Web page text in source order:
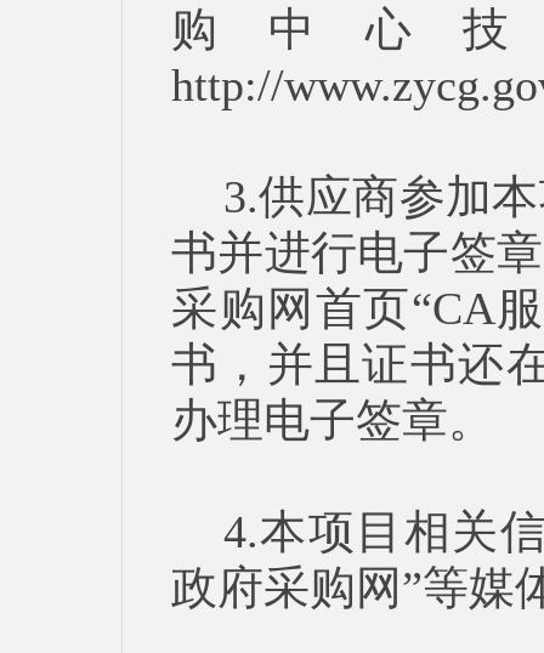
购中心
http://
3.供应商参加
书并进行电子签
采购网首页“CA
书，并且证书还
办理电子签章。
4.本项目相关
政府采购网”等媒